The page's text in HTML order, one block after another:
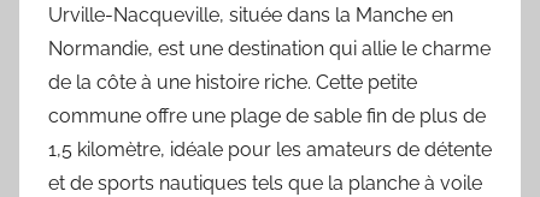
Urville-Nacqueville, située dans la Manche en
Normandie, est une destination qui allie le charme
de la côte à une histoire riche. Cette petite
commune offre une plage de sable fin de plus de
1,5 kilomètre, idéale pour les amateurs de détente
et de sports nautiques tels que la planche à voile